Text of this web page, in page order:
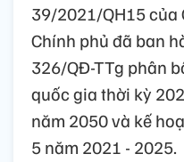
39/2021/QH15 của
Chính phủ đã ban
326/QĐ-TTg phân
quốc gia thời kỳ
năm 2050 và kế
5 năm 2021 - 2025.